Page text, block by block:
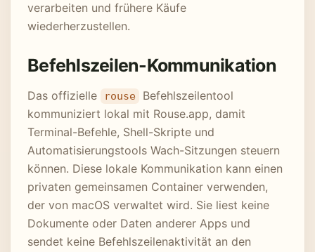
verarbeiten und frühere Käufe
wiederherzustellen.
Befehlszeilen-Kommunikation
Das offizielle rouse
Befehlszeilentool
kommuniziert lokal mit Rouse.app, damit
Terminal-Befehle, Shell-Skripte und
Automatisierungstools Wach-Sitzungen steuern
können. Diese lokale Kommunikation kann einen
privaten gemeinsamen Container verwenden,
der von macOS verwaltet wird. Sie liest keine
Dokumente oder Daten anderer Apps und
sendet keine Befehlszeilenaktivität an den